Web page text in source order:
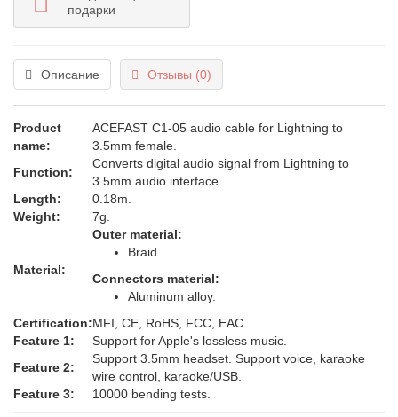
подарки
Описание Отзывы (0)
Product
name:
ACEFAST C1-05 audio cable for Lightning to
3.5mm female.
Function:
Converts digital audio signal from Lightning to
3.5mm audio interface.
Length:
0.18m.
Weight:
7g.
Material:
Outer material:
Braid.
Connectors material:
Aluminum alloy.
Certification:MFI, CE, RoHS, FCC, EAC.
Feature 1:
Support for Apple's lossless music.
Feature 2:
Support 3.5mm headset. Support voice, karaoke
wire control, karaoke/USB.
Feature 3:
10000 bending tests.